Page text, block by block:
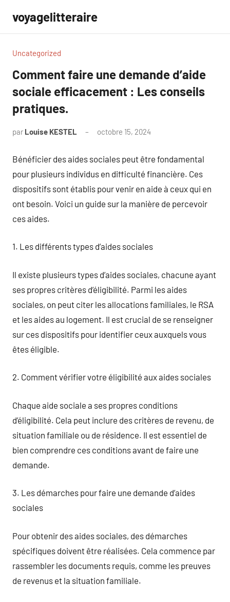
contenu
voyagelitteraire
Uncategorized
Comment faire une demande d’aide
sociale efficacement : Les conseils
pratiques.
par Louise KESTEL octobre 15, 2024
Bénéficier des aides sociales peut être fondamental
pour plusieurs individus en difficulté financière. Ces
dispositifs sont établis pour venir en aide à ceux qui en
ont besoin. Voici un guide sur la manière de percevoir
ces aides.
1. Les différents types d’aides sociales
Il existe plusieurs types d’aides sociales, chacune ayant
ses propres critères d’éligibilité. Parmi les aides
sociales, on peut citer les allocations familiales, le RSA
et les aides au logement. Il est crucial de se renseigner
sur ces dispositifs pour identifier ceux auxquels vous
êtes éligible.
2. Comment vérifier votre éligibilité aux aides sociales
Chaque aide sociale a ses propres conditions
d’éligibilité. Cela peut inclure des critères de revenu, de
situation familiale ou de résidence. Il est essentiel de
bien comprendre ces conditions avant de faire une
demande.
3. Les démarches pour faire une demande d’aides
sociales
Pour obtenir des aides sociales, des démarches
spécifiques doivent être réalisées. Cela commence par
rassembler les documents requis, comme les preuves
de revenus et la situation familiale.